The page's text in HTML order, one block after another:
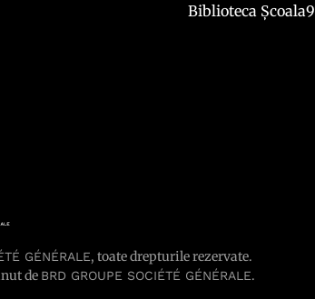
Biblioteca Școala9
GÉNÉRALE, toate drepturile rezervate.
de BRD GROUPE SOCIÉTÉ GÉNÉRALE.